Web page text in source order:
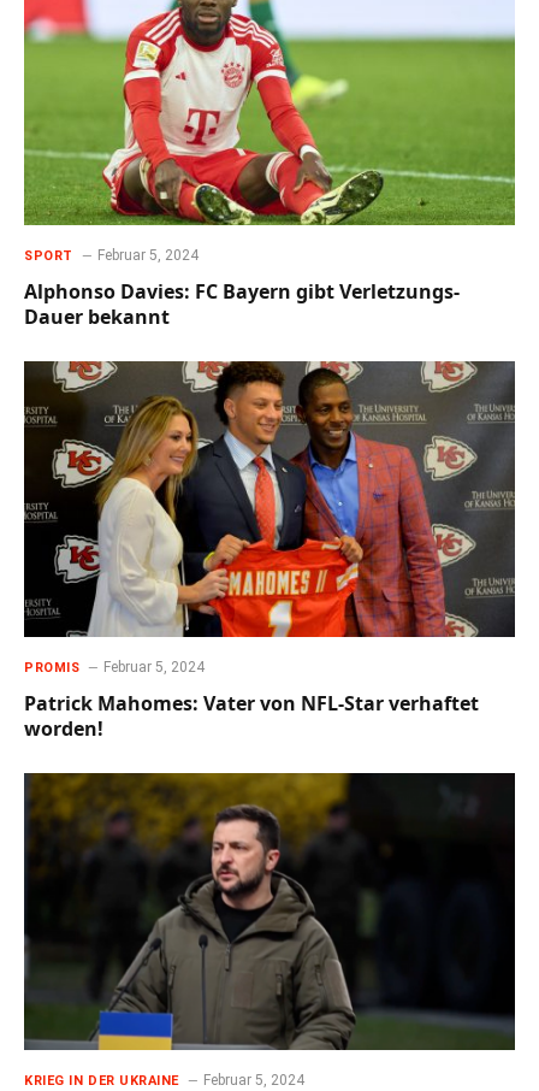
SPORT Februar 5, 2024
Alphonso Davies: FC Bayern gibt Verletzungs-
Dauer bekannt
PROMIS Februar 5, 2024
Patrick Mahomes: Vater von NFL-Star verhaftet
worden!
KRIEG IN DER UKRAINE Februar 5, 2024